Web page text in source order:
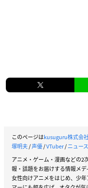
このページはkusuguru株式会
塚明夫/声優/VTuber/ニュース
アニメ・ゲーム・漫画などの2
報・話題をお届けする情報メデ
女性向けアニメをはじめ、少